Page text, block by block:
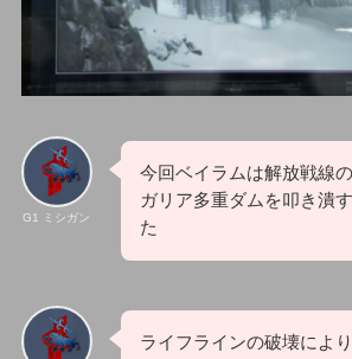
G1 ミシガン
今回ベイラムは解放戦線
ガリア多重ダムを叩き潰
た
ライフラインの破壊により